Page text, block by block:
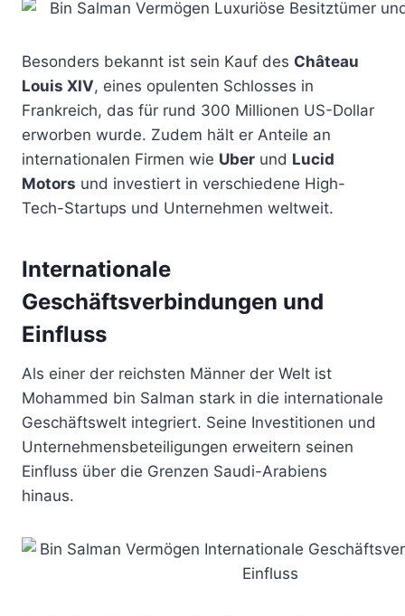
Besonders bekannt ist sein Kauf des Château
Louis XIV, eines opulenten Schlosses in
Frankreich, das für rund 300 Millionen US-Dollar
erworben wurde. Zudem hält er Anteile an
internationalen Firmen wie Uber und Lucid
Motors und investiert in verschiedene High-
Tech-Startups und Unternehmen weltweit.
Internationale
Geschäftsverbindungen und
Einfluss
Als einer der reichsten Männer der Welt ist
Mohammed bin Salman stark in die internationale
Geschäftswelt integriert. Seine Investitionen und
Unternehmensbeteiligungen erweitern seinen
Einfluss über die Grenzen Saudi-Arabiens
hinaus.